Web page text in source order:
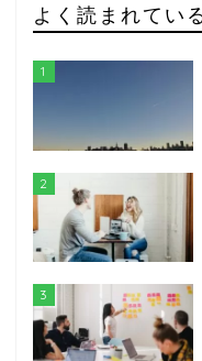
よく読まれてい
1
2
3